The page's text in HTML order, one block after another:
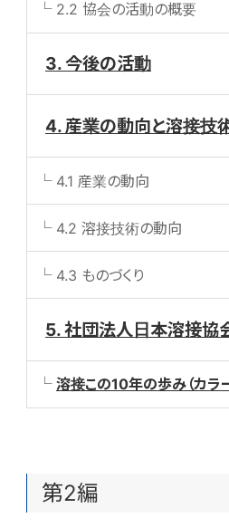
2.2 協会の活動の概要
3. 今後の活動
4. 産業の動向と溶接技
4.1 産業の動向
4.2 溶接技術の動向
4.3 ものづくり
5. 社団法人日本溶接協
溶接この10年の歩み（カラ
第2編